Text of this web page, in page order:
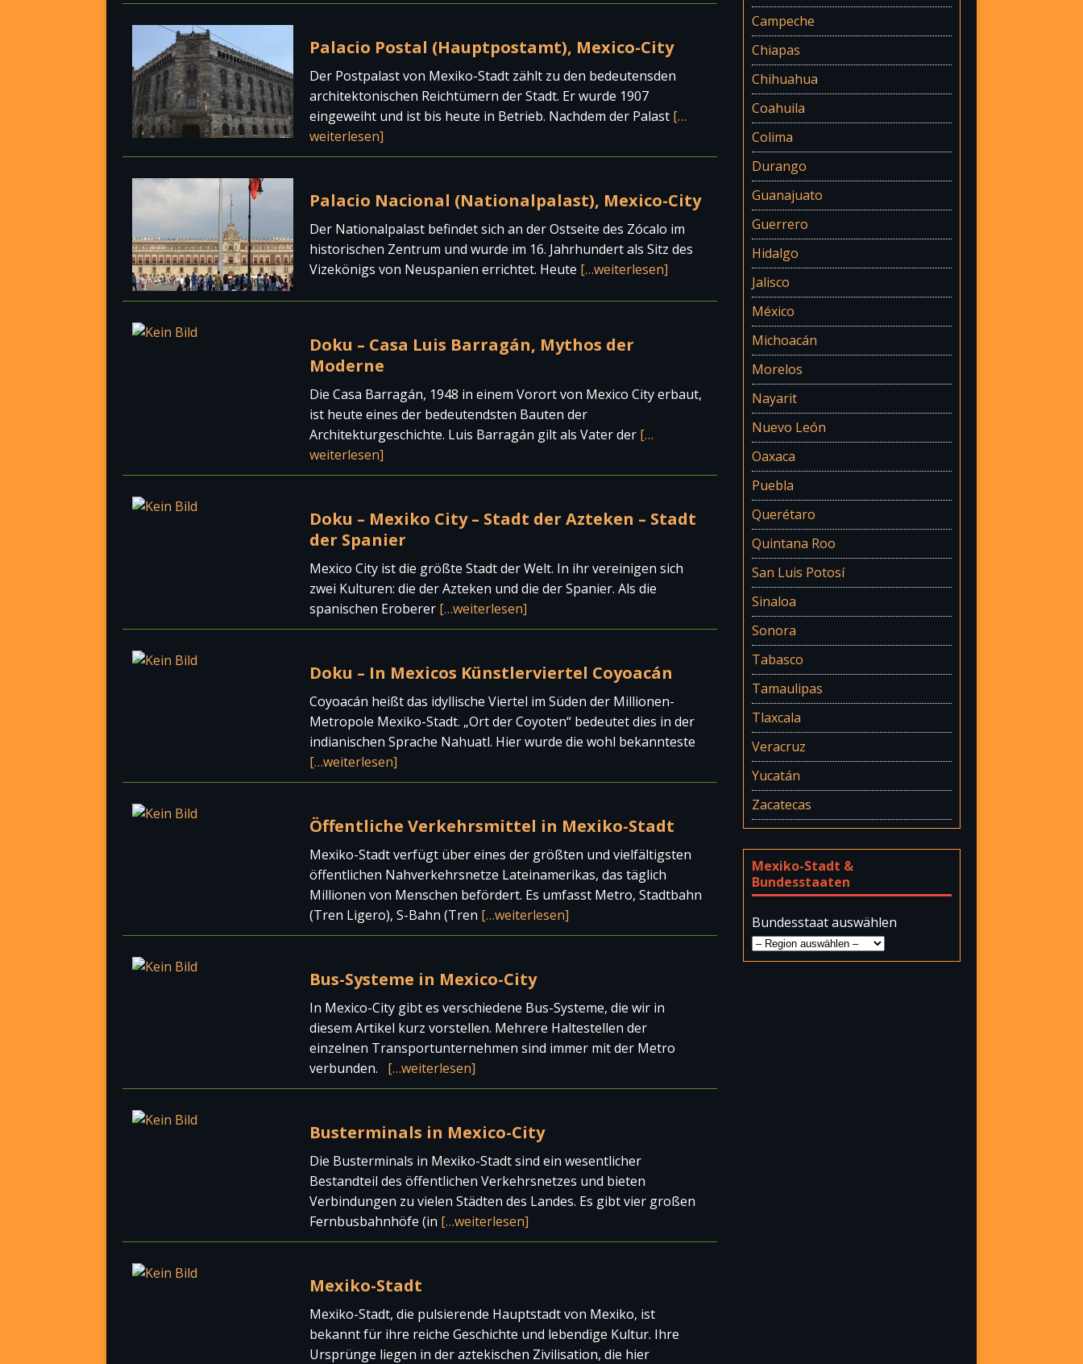
Palacio Postal (Hauptpostamt), Mexico-City
Der Postpalast von Mexiko-Stadt zählt zu den bedeutensden
architektonischen Reichtümern der Stadt. Er wurde 1907
eingeweiht und ist bis heute in Betrieb. Nachdem der Palast […
weiterlesen]
Palacio Nacional (Nationalpalast), Mexico-City
Der Nationalpalast befindet sich an der Ostseite des Zócalo im
historischen Zentrum und wurde im 16. Jahrhundert als Sitz des
Vizekönigs von Neuspanien errichtet. Heute […weiterlesen]
Doku – Casa Luis Barragán, Mythos der
Moderne
Die Casa Barragán, 1948 in einem Vorort von Mexico City erbaut,
ist heute eines der bedeutendsten Bauten der
Architekturgeschichte. Luis Barragán gilt als Vater der […
weiterlesen]
Doku – Mexiko City – Stadt der Azteken – Stadt
der Spanier
Mexico City ist die größte Stadt der Welt. In ihr vereinigen sich
zwei Kulturen: die der Azteken und die der Spanier. Als die
spanischen Eroberer […weiterlesen]
Doku – In Mexicos Künstlerviertel Coyoacán
Coyoacán heißt das idyllische Viertel im Süden der Millionen-
Metropole Mexiko-Stadt. „Ort der Coyoten“ bedeutet dies in der
indianischen Sprache Nahuatl. Hier wurde die wohl bekannteste
[…weiterlesen]
Öffentliche Verkehrsmittel in Mexiko-Stadt
Mexiko-Stadt verfügt über eines der größten und vielfältigsten
öffentlichen Nahverkehrsnetze Lateinamerikas, das täglich
Millionen von Menschen befördert. Es umfasst Metro, Stadtbahn
(Tren Ligero), S-Bahn (Tren […weiterlesen]
Bus-Systeme in Mexico-City
In Mexico-City gibt es verschiedene Bus-Systeme, die wir in
diesem Artikel kurz vorstellen. Mehrere Haltestellen der
einzelnen Transportunternehmen sind immer mit der Metro
verbunden. […weiterlesen]
Busterminals in Mexico-City
Die Busterminals in Mexiko-Stadt sind ein wesentlicher
Bestandteil des öffentlichen Verkehrsnetzes und bieten
Verbindungen zu vielen Städten des Landes. Es gibt vier großen
Fernbusbahnhöfe (in […weiterlesen]
Mexiko-Stadt
Mexiko-Stadt, die pulsierende Hauptstadt von Mexiko, ist
bekannt für ihre reiche Geschichte und lebendige Kultur. Ihre
Ursprünge liegen in der aztekischen Zivilisation, die hier
Campeche
Chiapas
Chihuahua
Coahuila
Colima
Durango
Guanajuato
Guerrero
Hidalgo
Jalisco
México
Michoacán
Morelos
Nayarit
Nuevo León
Oaxaca
Puebla
Querétaro
Quintana Roo
San Luis Potosí
Sinaloa
Sonora
Tabasco
Tamaulipas
Tlaxcala
Veracruz
Yucatán
Zacatecas
Mexiko-Stadt &
Bundesstaaten
Bundesstaat auswählen